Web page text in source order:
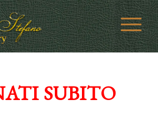
SUBITO